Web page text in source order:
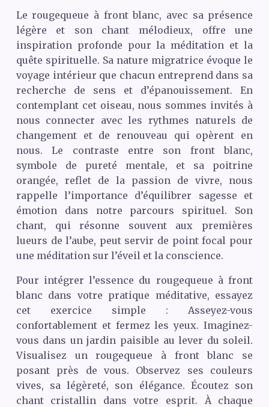
Le rougequeue à front blanc, avec sa présence
légère et son chant mélodieux, offre une
inspiration profonde pour la méditation et la
quête spirituelle. Sa nature migratrice évoque le
voyage intérieur que chacun entreprend dans sa
recherche de sens et d’épanouissement. En
contemplant cet oiseau, nous sommes invités à
nous connecter avec les rythmes naturels de
changement et de renouveau qui opèrent en
nous. Le contraste entre son front blanc,
symbole de pureté mentale, et sa poitrine
orangée, reflet de la passion de vivre, nous
rappelle l’importance d’équilibrer sagesse et
émotion dans notre parcours spirituel. Son
chant, qui résonne souvent aux premières
lueurs de l’aube, peut servir de point focal pour
une méditation sur l’éveil et la conscience.
Pour intégrer l’essence du rougequeue à front
blanc dans votre pratique méditative, essayez
cet exercice simple : Asseyez-vous
confortablement et fermez les yeux. Imaginez-
vous dans un jardin paisible au lever du soleil.
Visualisez un rougequeue à front blanc se
posant près de vous. Observez ses couleurs
vives, sa légèreté, son élégance. Écoutez son
chant cristallin dans votre esprit. À chaque